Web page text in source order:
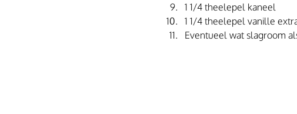
1 1/4 theelepel kaneel
1 1/4 theelepel vanille
Eventueel wat slagroom